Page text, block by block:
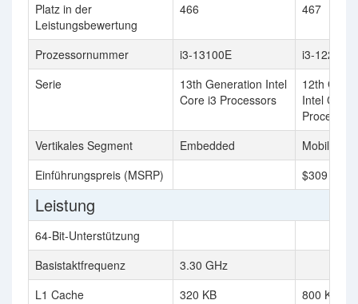
Platz in der
Leistungsbewertung
466 467
Prozessornummer i3-13100E
i3-1220P
Serie
13th Generation Intel
Core i3 Processors
12th
Intel Core
Processors
Vertikales Segment
Embedded
Mobile
Einführungspreis (MSRP)
$309
Leistung
64-Bit-Unterstützung
Basistaktfrequenz
3.30 GHz
L1 Cache
320 KB
800 KB